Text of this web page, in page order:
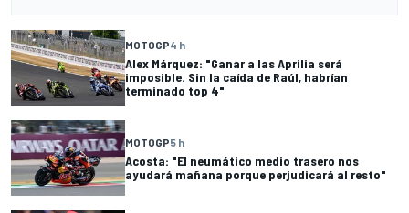
MOTOGP4 h
Alex Márquez: "Ganar a las Aprilia será
imposible. Sin la caída de Raúl, habrían
terminado top 4"
MOTOGP5 h
Acosta: "El neumático medio trasero nos
ayudará mañana porque perjudicará al resto"